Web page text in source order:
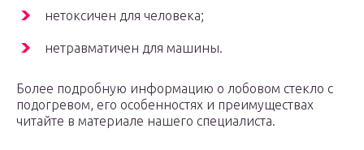
нетоксичен для человека;
нетравматичен для машины.
Более подробную информацию о лобовом стекло с
подогревом, его особенностях и преимуществах
читайте в материале нашего специалиста.